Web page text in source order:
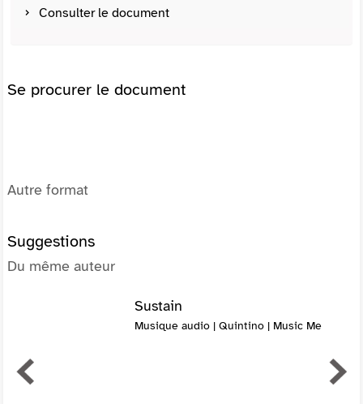
Consulter le document
Se procurer le document
Autre format
Suggestions
Du même auteur
Sustain
Musique audio | Quintino | Music Me